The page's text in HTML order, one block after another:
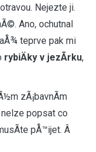
Nejezte ji.
Ano, ochutnal
teprve pak mi
rybiÄky v jezÃ­rku,
zÃ¡bavnÃ­m
nelze popsat co
pÅ™ijet. Â